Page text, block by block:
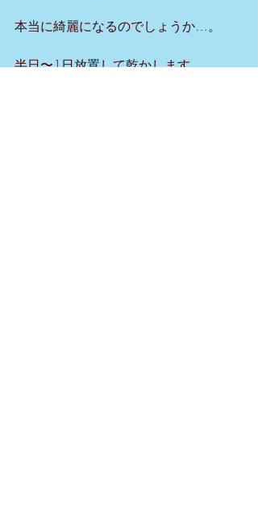
本当に綺麗になるのでしょうか…。
半日〜1日放置して乾かします。